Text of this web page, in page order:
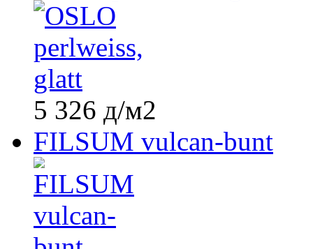
5 326 д/м2
FILSUM vulcan-bunt